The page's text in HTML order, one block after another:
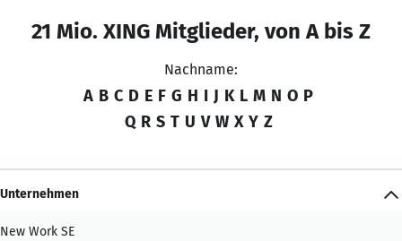
21 Mio. XING Mitglieder, von A bis Z
Nachname:
A B C D E F G H I J K L M N O P
Q R S T U V W X Y Z
Unternehmen
New Work SE